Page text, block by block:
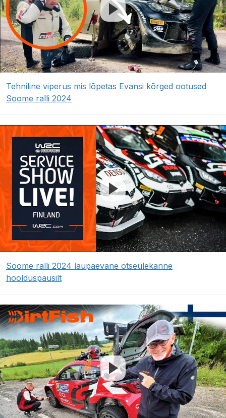
Tehniline viperus mis lõpetas Evansi kõrged ootused
Soome ralli 2024
Soome ralli 2024 laupäevane otseülekanne
hoolduspausilt